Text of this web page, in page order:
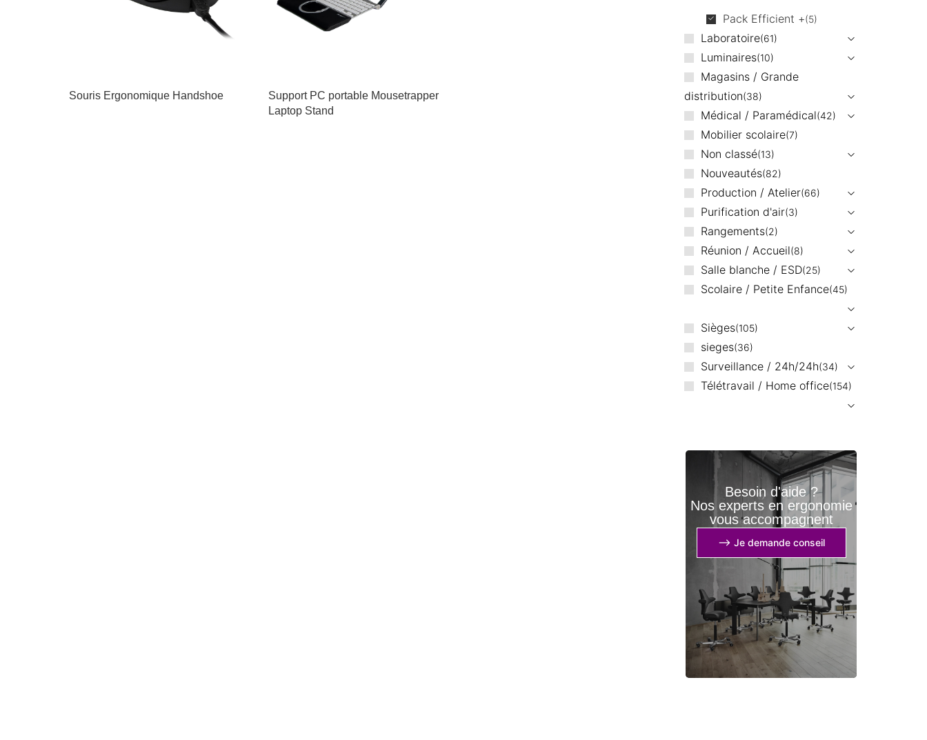
Souris Ergonomique Handshoe
Support PC portable Mousetrapper
Laptop Stand
Pack Efficient + 5
Laboratoire 61
Luminaires 10
Magasins / Grande
distribution 38
Médical / Paramédical 42
Mobilier scolaire 7
Non classé 13
Nouveautés 82
Production / Atelier 66
Purification d'air 3
Rangements 2
Réunion / Accueil 8
Salle blanche / ESD 25
Scolaire / Petite Enfance 45
Sièges 105
sieges 36
Surveillance / 24h/24h 34
Télétravail / Home office 154
Besoin d'aide ?
Nos experts en ergonomie
vous accompagnent
⟶ Je demande conseil